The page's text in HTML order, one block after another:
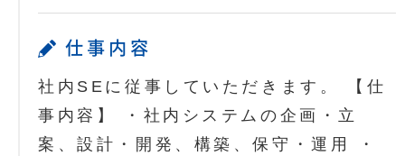
仕事内容
社内SEに従事していただきます。 【仕
事内容】 ・社内システムの企画・立
案、設計・開発、構築、保守・運用 ・